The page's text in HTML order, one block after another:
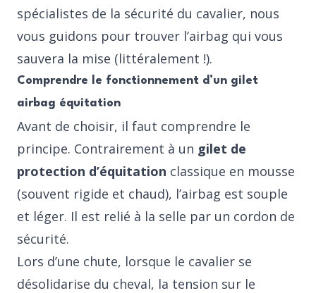
spécialistes de la sécurité du cavalier, nous
vous guidons pour trouver l’airbag qui vous
sauvera la mise (littéralement !).
Comprendre le fonctionnement d’un gilet
airbag équitation
Avant de choisir, il faut comprendre le
principe. Contrairement à un gilet de
protection d’équitation classique en mousse
(souvent rigide et chaud), l’airbag est souple
et léger. Il est relié à la selle par un cordon de
sécurité.
Lors d’une chute, lorsque le cavalier se
désolidarise du cheval, la tension sur le